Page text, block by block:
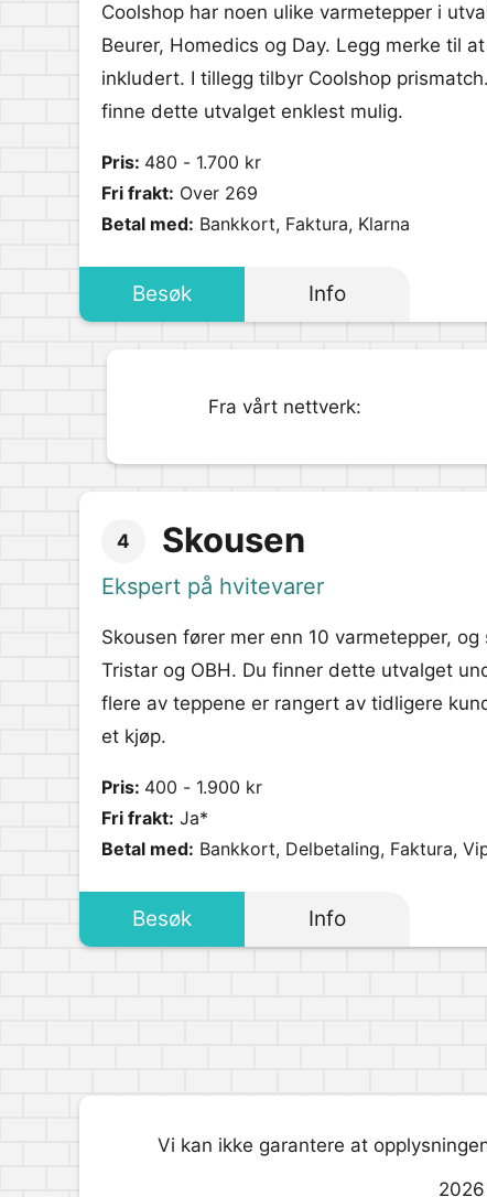
Coolshop har noen ulike varmetepper i
Beurer, Homedics og Day. Legg merke til
inkludert. I tillegg tilbyr Coolshop
finne dette utvalget enklest mulig.
Pris: 480 - 1.700 kr
Fri frakt: Over 269
Betal med: Bankkort, Faktura, Klarna
Besøk Info
Fra vårt nettverk:
4 Skousen
Ekspert på hvitevarer
Skousen fører mer enn 10 varmetepper,
Tristar og OBH. Du finner dette utvalget
flere av teppene er rangert av tidligere
et kjøp.
Pris: 400 - 1.900 kr
Fri frakt: Ja*
Betal med: Bankkort, Delbetaling, Faktura,
Besøk Info
Vi kan ikke garantere at